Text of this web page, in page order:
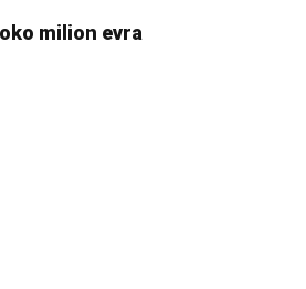
milion evra